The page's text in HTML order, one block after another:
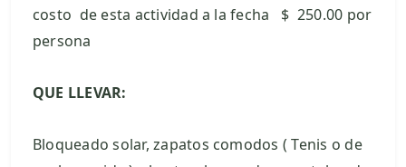
costo de esta actividad a la fecha $ 250.00 por
persona
QUE LLEVAR:
Bloqueado solar, zapatos comodos ( Tenis o de